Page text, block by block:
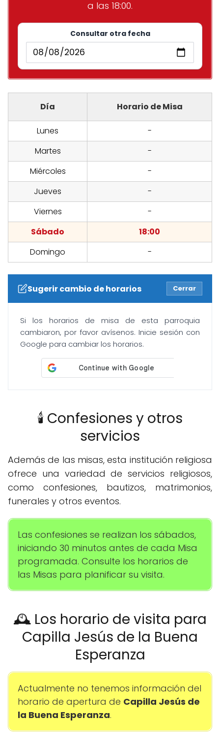
a las 18:00.
Consultar otra fecha
Día Horario de Misa
Lunes
-
Martes
-
Miércoles
-
Jueves
-
Viernes
-
Sábado
18:00
Domingo
-
Sugerir cambio de horarios Cerrar
Si los horarios de misa de esta parroquia
cambiaron, por favor avísenos. Inicie sesión con
Google para cambiar los horarios.
🕯️ Confesiones y otros
servicios
Además de las misas, esta institución religiosa
ofrece una variedad de servicios religiosos,
como confesiones, bautizos, matrimonios,
funerales y otros eventos.
Las confesiones se realizan los sábados,
iniciando 30 minutos antes de cada Misa
programada. Consulte los horarios de
las Misas para planificar su visita.
🕰️ Los horario de visita para
Capilla Jesús de la Buena
Esperanza
Actualmente no tenemos información del
horario de apertura de Capilla Jesús de
la Buena Esperanza.